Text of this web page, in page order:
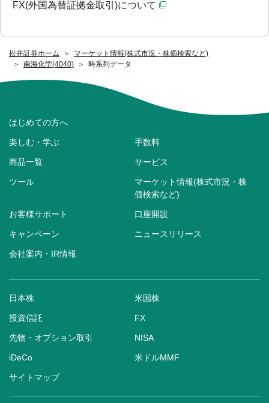
松井証券ホーム
マーケット情報(株式市況・株価検索など)
南海化学(4040)
時系列データ
FX(外国為替証拠金取引)について
はじめての方へ
楽しむ・学ぶ 手数料
商品一覧 サービス
ツール
マーケット情報(株式市況・株
価検索など)
お客様サポート 口座開設
キャンペーン ニュースリリース
会社案内・IR情報
日本株 米国株
投資信託 FX
先物・オプション取引 NISA
iDeCo 米ドルMMF
サイトマップ